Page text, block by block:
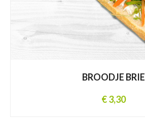
BROODJE BRIE
€ 3,30